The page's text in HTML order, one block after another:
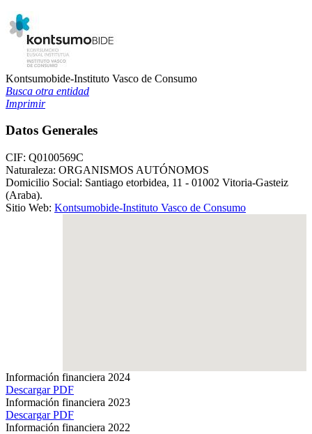
Kontsumobide-Instituto Vasco de Consumo
Busca otra entidad
Imprimir
Datos Generales
CIF: Q0100569C
Naturaleza: ORGANISMOS AUTÓNOMOS
Domicilio Social: Santiago etorbidea, 11 - 01002 Vitoria-Gasteiz
(Araba).
Sitio Web: Kontsumobide-Instituto Vasco de Consumo
Información financiera 2024
Descargar PDF
Información financiera 2023
Descargar PDF
Información financiera 2022